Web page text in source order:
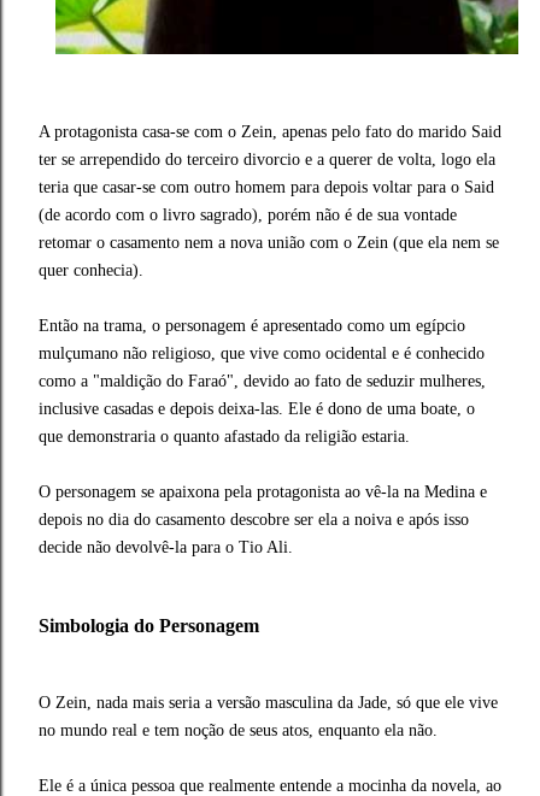
A protagonista casa-se com o Zein, apenas pelo fato do marido Said
ter se arrependido do terceiro divorcio e a querer de volta, logo ela
teria que casar-se com outro homem para depois voltar para o Said
(de acordo com o livro sagrado), porém não é de sua vontade
retomar o casamento nem a nova união com o Zein (que ela nem se
quer conhecia).
Então na trama, o personagem é apresentado como um egípcio
mulçumano não religioso, que vive como ocidental e é conhecido
como a "maldição do Faraó", devido ao fato de seduzir mulheres,
inclusive casadas e depois deixa-las. Ele é dono de uma boate, o
que demonstraria o quanto afastado da religião estaria.
O personagem se apaixona pela protagonista ao vê-la na Medina e
depois no dia do casamento descobre ser ela a noiva e após isso
decide não devolvê-la para o Tio Ali.
Simbologia do Personagem
O Zein, nada mais seria a versão masculina da Jade, só que ele vive
no mundo real e tem noção de seus atos, enquanto ela não.
Ele é a única pessoa que realmente entende a mocinha da novela, ao